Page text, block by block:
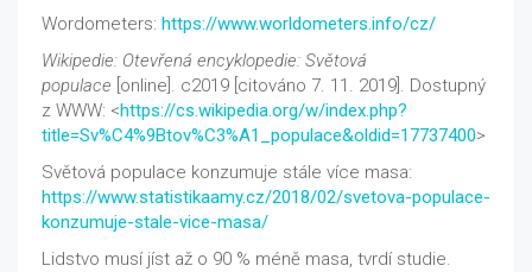
Wordometers: https://www.worldometers.info/cz/
Wikipedie: Otevřená encyklopedie: Světová
populace [online]. c2019 [citováno 7. 11. 2019]. Dostupný
z WWW: <https://cs.wikipedia.org/w/index.php?
title=Sv%C4%9Btov%C3%A1_populace&oldid=17737400>
Světová populace konzumuje stále více masa:
https://www.statistikaamy.cz/2018/02/svetova-populace-
konzumuje-stale-vice-masa/
Lidstvo musí jíst až o 90 % méně masa, tvrdí studie.